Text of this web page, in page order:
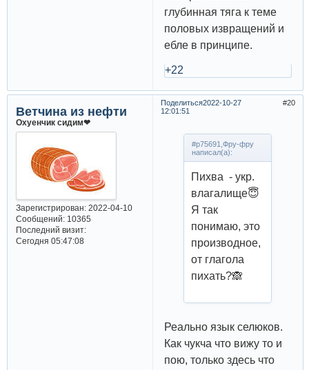
глубинная тяга к теме
половых извращений и
ебле в принципе.
+22
Поделиться 20
2022-10-27
12:01:51
Ветчина из нефти
Охуенчик сидим❤
Зарегистрирован: 2022-04-10
Сообщений:10365
Последний визит:
Сегодня 05:47:08
#p75691,Фру-фру
написал(а):
Пихва - укр.
влагалище😇
Я так
понимаю, это
производное,
от глагола
пихать?🙈
Реально язык селюков.
Как чукча что вижу то и
пою, только здесь что